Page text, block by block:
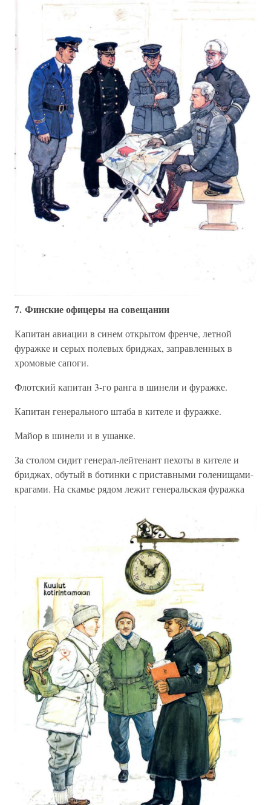
7. Финские офицеры на совещании
Капитан авиации в синем открытом френче, летной
фуражке и серых полевых бриджах, заправленных в
хромовые сапоги.
Флотский капитан 3-го ранга в шинели и фуражке.
Капитан генерального штаба в кителе и фуражке.
Майор в шинели и в ушанке.
За столом сидит генерал-лейтенант пехоты в кителе и
бриджах, обутый в ботинки с приставными голенищами-
крагами. На скамье рядом лежит генеральская фуражка